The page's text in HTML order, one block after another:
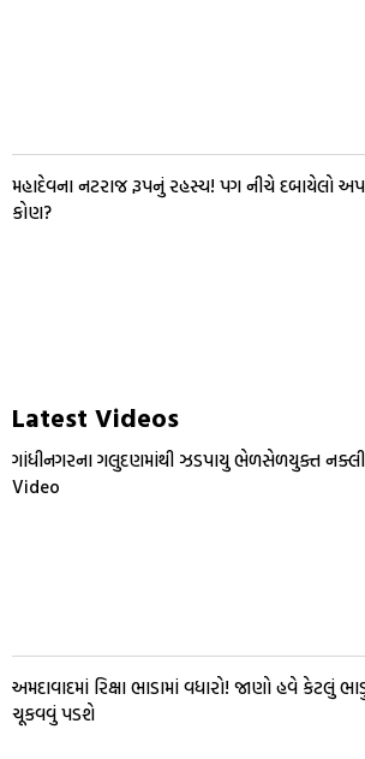
મહાદેવના નટરાજ રૂપનું રહસ્ય! પગ નીચે દબાયેલો
કોણ?
Latest Videos
ગાંધીનગરના ગલુદણમાંથી ઝડપાયુ ભેળસેળયુક્ત
Video
અમદાવાદમાં રિક્ષા ભાડામાં વધારો! જાણો હવે કેટલું
ચૂકવવું પડશે